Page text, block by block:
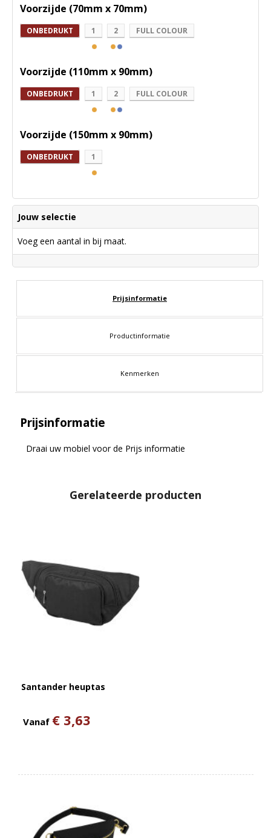
Voorzijde (70mm x 70mm)
ONBEDRUKT 1 2 FULL COLOUR
Voorzijde (110mm x 90mm)
ONBEDRUKT 1 2 FULL COLOUR
Voorzijde (150mm x 90mm)
ONBEDRUKT 1
Jouw selectie
Voeg een aantal in bij maat.
Prijsinformatie
Productinformatie
Kenmerken
Prijsinformatie
Draai uw mobiel voor de Prijs informatie
Gerelateerde producten
Santander heuptas
Vanaf € 3,63